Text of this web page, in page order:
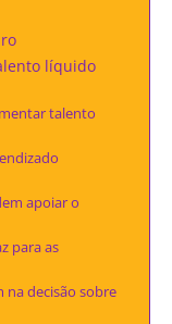
líquido
talento
apoiar o
para as
na decisão sobre